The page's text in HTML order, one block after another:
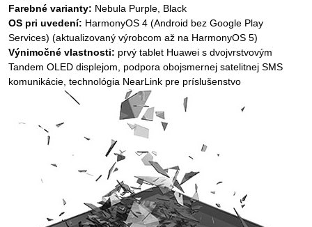
Farebné varianty: Nebula Purple, Black
OS pri uvedení: HarmonyOS 4 (Android bez Google Play
Services) (aktualizovaný výrobcom až na HarmonyOS 5)
Výnimočné vlastnosti: prvý tablet Huawei s dvojvrstvovým
Tandem OLED displejom, podpora obojsmernej satelitnej SMS
komunikácie, technológia NearLink pre príslušenstvo